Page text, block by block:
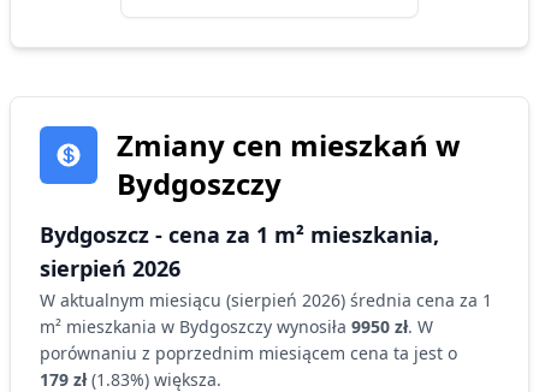
Zmiany cen mieszkań w
Bydgoszczy
Bydgoszcz - cena za 1 m² mieszkania,
sierpień 2026
W aktualnym miesiącu (sierpień 2026) średnia cena za 1
m² mieszkania w Bydgoszczy wynosiła 9950 zł. W
porównaniu z poprzednim miesiącem cena ta jest o
179 zł (1.83%) większa.